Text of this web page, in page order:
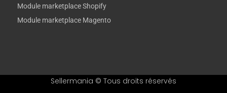
Module marketplace Shopify
Module marketplace Magento
Sellermania © Tous droits réservés